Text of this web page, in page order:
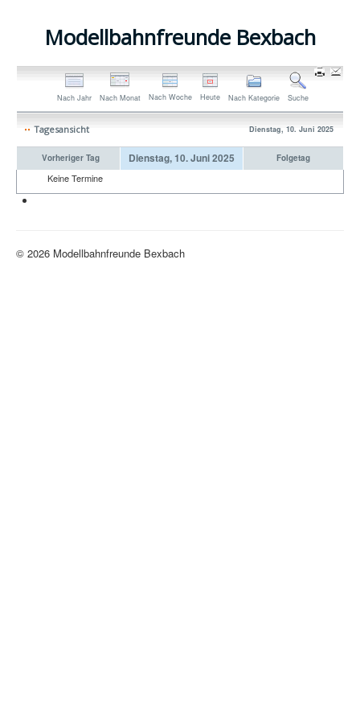
Modellbahnfreunde Bexbach
Nach Jahr Nach Monat Nach Woche Heute Nach Kategorie Suche
Tagesansicht Dienstag, 10. Juni 2025
Vorheriger Tag Dienstag, 10. Juni 2025 Folgetag
Keine Termine
© 2026 Modellbahnfreunde Bexbach